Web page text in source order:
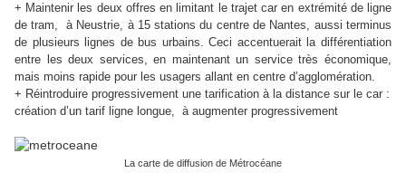
+ Maintenir les deux offres en limitant le trajet car en extrémité de ligne
de tram, à Neustrie, à 15 stations du centre de Nantes, aussi terminus
de plusieurs lignes de bus urbains. Ceci accentuerait la différentiation
entre les deux services, en maintenant un service très économique,
mais moins rapide pour les usagers allant en centre d’agglomération.
+ Réintroduire progressivement une tarification à la distance sur le car :
création d’un tarif ligne longue, à augmenter progressivement
La carte de diffusion de Métrocéane